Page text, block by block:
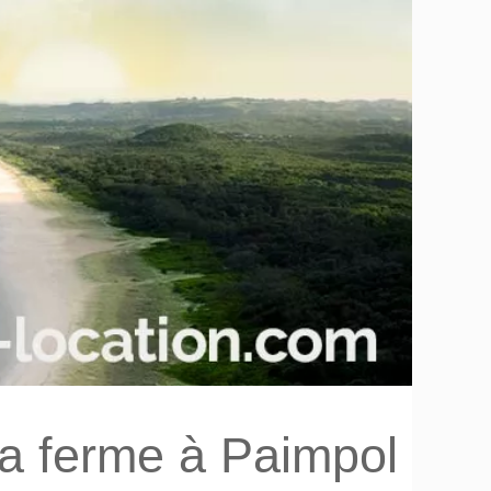
ferme à Paimpol